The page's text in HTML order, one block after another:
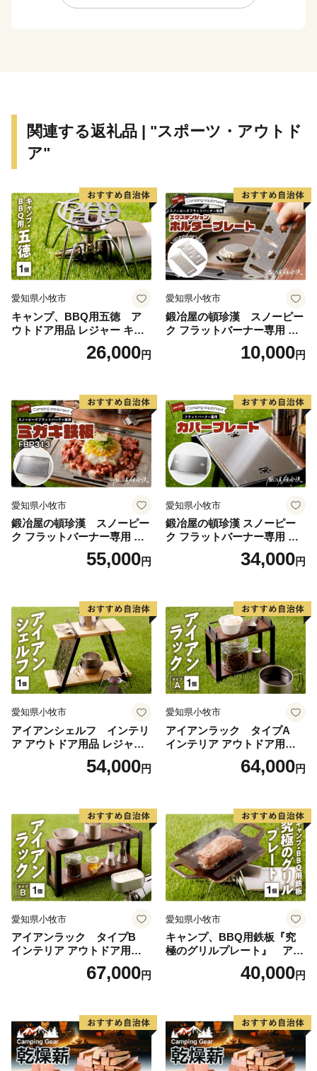
力を体験・お楽しみいただけるような返礼品をご用意し
時
関連する返礼品 | "スポーツ・アウトド
ア"
愛知県小牧市
キャンプ、BBQ用五徳 ア
ウトドア用品 レジャー キャ
ンプ バーベキュー BBQ 五徳
26,000円
愛知県小牧市
鍛冶屋の頓珍漢 スノーピー
ク フラットバーナー専用 エ
クステンションホルダープレ
ート IGT (2種から選べる) [05
10,000円
愛知県小牧市
鍛冶屋の頓珍漢 スノーピー
ク フラットバーナー専用 ミ
ガキ鉄板 FBP313 7.5mm厚 I
GT アウトドア [050S47]
55,000円
愛知県小牧市
鍛冶屋の頓珍漢 スノーピー
ク フラットバーナー専用 蓋
カバープレート IGT アウトド
34,000円
愛知県小牧市
アイアンシェルフ インテリ
ア アウトドア用品 レジャー
キャンプ ブックスタンド 小
54,000円
愛知県小牧市
アイアンラック タイプA
インテリア アウトドア用品
レジャー キャンプ 飾り棚 小
64,000円
愛知県小牧市
アイアンラック タイプB
インテリア アウトドア用品
レジャー キャンプ67,000円
愛知県小牧市
キャンプ、BBQ用鉄板『究
極のグリルプレート』 アウ
トドア用品 レジャー キャン
プ バーベキュー BBQ 鉄板
40,000円